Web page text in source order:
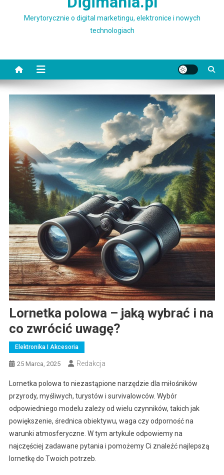
Merytorycznie o digital marketingu, elektronice i nowych
technologiach
Lornetka polowa – jaką wybrać i na
co zwrócić uwagę?
Elektronika I Akcesoria
25 Marca, 2025 Redakcja
Lornetka polowa to niezastąpione narzędzie dla miłośników
przyrody, myśliwych, turystów i survivalowców. Wybór
odpowiedniego modelu zależy od wielu czynników, takich jak
powiększenie, średnica obiektywu, waga czy odporność na
warunki atmosferyczne. W tym artykule odpowiemy na
najczęściej zadawane pytania i pomożemy Ci znaleźć najlepszą
lornetkę do Twoich potrzeb.